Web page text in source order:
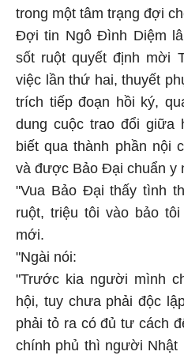
trong một tâm trạng đợi
Đợi tin Ngô Đình Diệm
sốt ruột quyết định mời
việc lần thứ hai, thuyết
trích tiếp đoạn hồi ký,
dung cuộc trao đổi giữa
biết qua thành phần nội
và được Bảo Đại chuẩn y
"Vua Bảo Ðại thấy tình
ruột, triệu tôi vào bảo
mới.
"Ngài nói:
"Trước kia người mình
hội, tuy chưa phải độc
phải tỏ ra có đủ tư cách
chính phủ thì người